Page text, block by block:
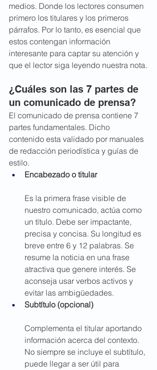
medios. Donde los lectores consumen
primero los titulares y los primeros
párrafos. Por lo tanto, es esencial que
estos contengan información
interesante para captar su atención y
que el lector siga leyendo nuestra nota.
¿Cuáles son las 7 partes de
un comunicado de prensa?
El comunicado de prensa contiene 7
partes fundamentales. Dicho
contenido esta validado por manuales
de redacción periodística y guías de
estilo.
Encabezado o titular
Es la primera frase visible de
nuestro comunicado, actúa como
un título. Debe ser impactante,
precisa y concisa. Su longitud es
breve entre 6 y 12 palabras. Se
resume la noticia en una frase
atractiva que genere interés. Se
aconseja usar verbos activos y
evitar las ambigüedades.
Subtítulo (opcional)
Complementa el titular aportando
información acerca del contexto.
No siempre se incluye el subtítulo,
puede llegar a ser útil para